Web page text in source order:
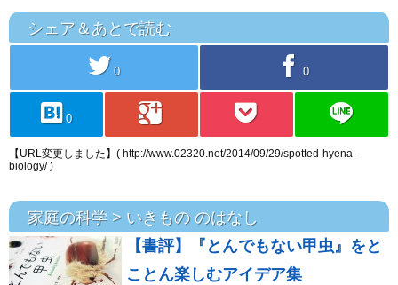
シェア＆あとで読む
twitter 0 facebook 0
hatebu 0 googleplus pocket line
【URL変更しました】( http://www.02320.net/2014/09/29/spotted-hyena-
biology/ )
家庭の科学 > いきもの のはなし
【書評】『とんでもない甲虫』をと
ことん楽しむアイデア集